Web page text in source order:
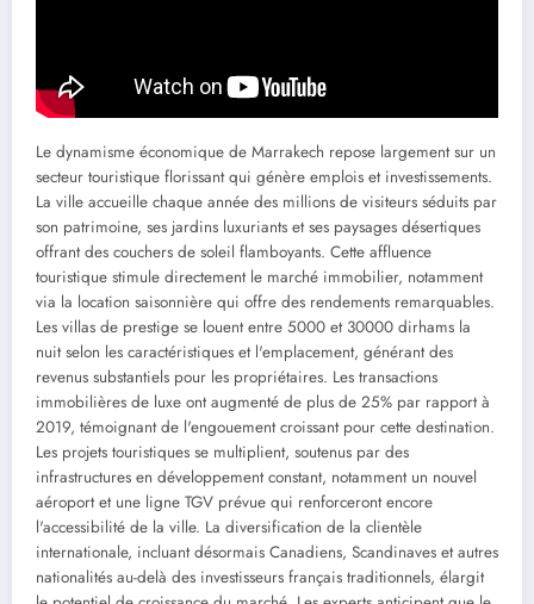
Le dynamisme économique de Marrakech repose largement sur un
secteur touristique florissant qui génère emplois et investissements.
La ville accueille chaque année des millions de visiteurs séduits par
son patrimoine, ses jardins luxuriants et ses paysages désertiques
offrant des couchers de soleil flamboyants. Cette affluence
touristique stimule directement le marché immobilier, notamment
via la location saisonnière qui offre des rendements remarquables.
Les villas de prestige se louent entre 5000 et 30000 dirhams la
nuit selon les caractéristiques et l'emplacement, générant des
revenus substantiels pour les propriétaires. Les transactions
immobilières de luxe ont augmenté de plus de 25% par rapport à
2019, témoignant de l'engouement croissant pour cette destination.
Les projets touristiques se multiplient, soutenus par des
infrastructures en développement constant, notamment un nouvel
aéroport et une ligne TGV prévue qui renforceront encore
l'accessibilité de la ville. La diversification de la clientèle
internationale, incluant désormais Canadiens, Scandinaves et autres
nationalités au-delà des investisseurs français traditionnels, élargit